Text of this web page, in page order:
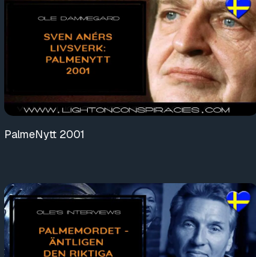
PalmeNytt 2001